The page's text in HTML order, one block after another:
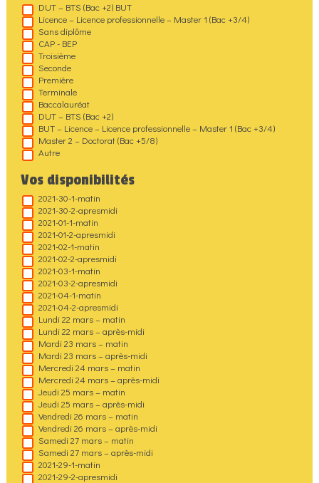
DUT – BTS (Bac +2) BUT
Licence – Licence professionnelle – Master 1 (Bac +3/4)
Sans diplôme
CAP - BEP
Troisième
Seconde
Première
Terminale
Baccalauréat
DUT – BTS (Bac +2)
BUT – Licence – Licence professionnelle – Master 1 (Bac +3/4)
Master 2 – Doctorat (Bac +5/8)
Autre
Vos disponibilités
2021-30-1-matin
2021-30-2-apresmidi
2021-01-1-matin
2021-01-2-apresmidi
2021-02-1-matin
2021-02-2-apresmidi
2021-03-1-matin
2021-03-2-apresmidi
2021-04-1-matin
2021-04-2-apresmidi
Lundi 22 mars – matin
Lundi 22 mars – après-midi
Mardi 23 mars – matin
Mardi 23 mars – après-midi
Mercredi 24 mars – matin
Mercredi 24 mars – après-midi
Jeudi 25 mars – matin
Jeudi 25 mars – après-midi
Vendredi 26 mars – matin
Vendredi 26 mars – après-midi
Samedi 27 mars – matin
Samedi 27 mars – après-midi
2021-29-1-matin
2021-29-2-apresmidi